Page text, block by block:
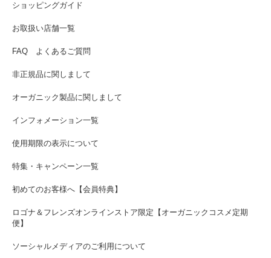
ショッピングガイド
お取扱い店舗一覧
FAQ よくあるご質問
非正規品に関しまして
オーガニック製品に関しまして
インフォメーション一覧
使用期限の表示について
特集・キャンペーン一覧
初めてのお客様へ【会員特典】
ロゴナ＆フレンズオンラインストア限定【オーガニックコスメ定期
便】
ソーシャルメディアのご利用について